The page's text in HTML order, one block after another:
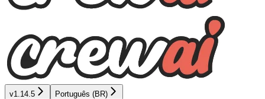
v1.14.5 Português (BR)